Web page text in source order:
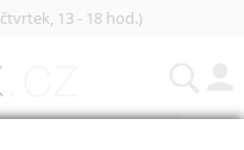
13 - 18 hod.)